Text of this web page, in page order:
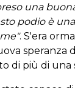
una
podio è
. S'era
speranza
di più di una